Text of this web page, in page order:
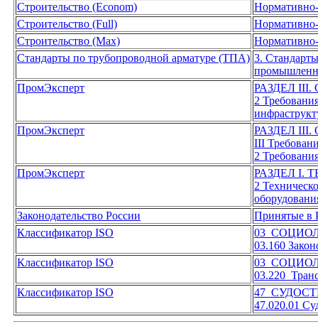
Строительство (Econom)
Строительство (Full)
Строительство (Max)
Стандарты по трубопроводной арматуре (ТПА) 3.
ПромЭксперт
РАЗДЕЛ
2
ПромЭксперт
РАЗДЕЛ
III
2
ПромЭксперт
РАЗДЕЛ I.
2
Законодательство России
Принятые в
Классификатор ISO
03
03.160
Классификатор ISO
03
03.220
Классификатор ISO
47
47.020.01